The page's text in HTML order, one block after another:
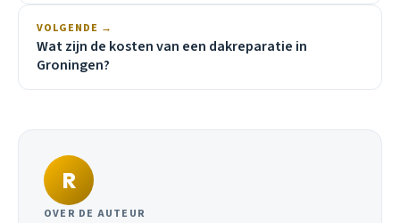
VOLGENDE →
Wat zijn de kosten van een dakreparatie in
Groningen?
R
OVER DE AUTEUR